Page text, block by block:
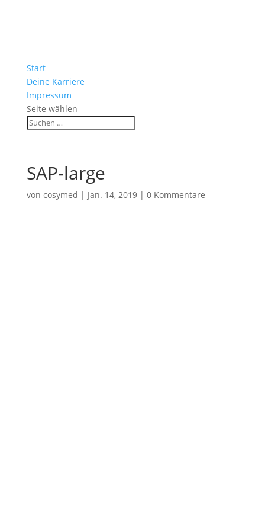
Start
Deine Karriere
Impressum
Seite wählen
SAP-large
von cosymed | Jan. 14, 2019| 0 Kommentare